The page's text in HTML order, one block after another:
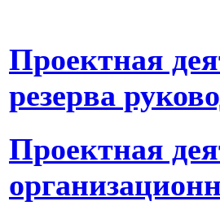
Проектная
резерва
Проектная